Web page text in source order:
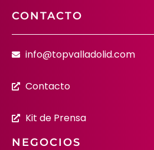
CONTACTO
info@topvalladolid.com
Contacto
Kit de Prensa
NEGOCIOS